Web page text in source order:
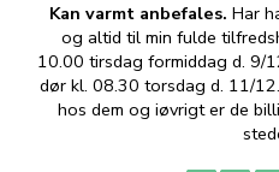
Kan varmt anbefales. Har
og altid til min fulde
10.00 tirsdag formiddag d. 9/
dør kl. 08.30 torsdag d. 11/
hos dem og iøvrigt er de